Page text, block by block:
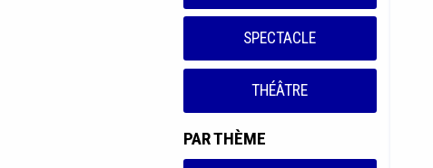
SPECTACLE
THÉÂTRE
PAR THÈME